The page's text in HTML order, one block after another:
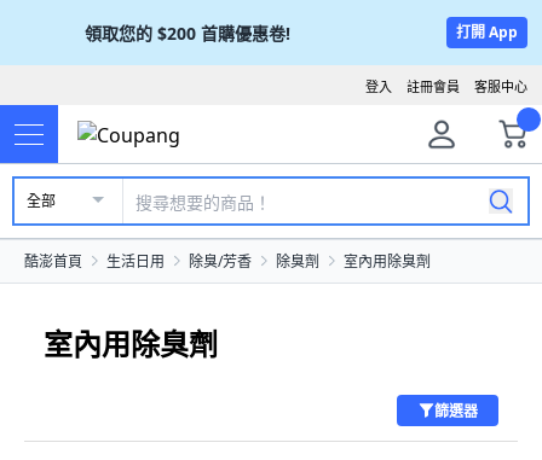
領取您的 $200 首購優惠卷! 打開 App
客服中心
註冊會員
登入
全部
酷澎首頁 生活日用 除臭/芳香 除臭劑 室內用除臭劑
室內用除臭劑
篩選器